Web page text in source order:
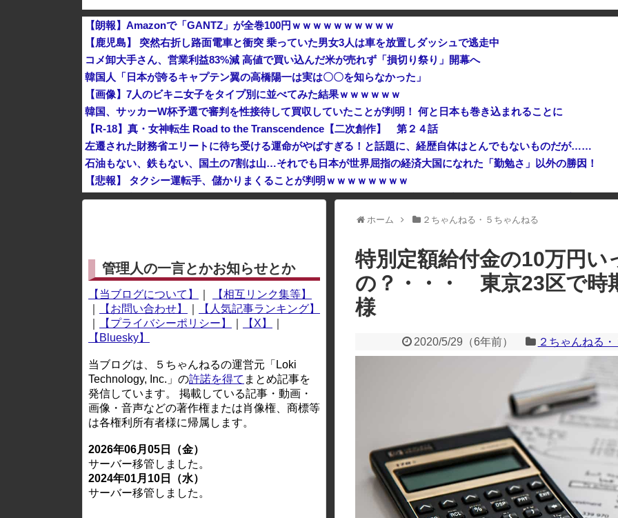
【朗報】Amazonで「GANTZ」が全巻100円ｗｗｗｗｗｗｗｗｗｗ
【鹿児島】 突然右折し路面電車と衝突 乗っていた男女3人は車を放置しダッシュで逃走中
コメ卸大手さん、営業利益83%減 高値で買い込んだ米が売れず「損切り祭り」開幕へ
韓国人「日本が誇るキャプテン翼の高橋陽一は実は〇〇を知らなかった」
【画像】7人のビキニ女子をタイプ別に並べてみた結果ｗｗｗｗｗｗ
韓国、サッカーW杯予選で審判を性接待して買収していたことが判明！ 何と日本も巻き込まれることに
【R-18】真・女神転生 Road to the Transcendence【二次創作】 第２４話
左遷された財務省エリートに待ち受ける運命がやばすぎる！と話題に、経歴自体はとんでもないものだが……
石油もない、鉄もない、国土の7割は山…それでも日本が世界屈指の経済大国になれた「勤勉さ」以外の勝因！
【悲報】 タクシー運転手、儲かりまくることが判明ｗｗｗｗｗｗｗｗ
※アドブロック等の広告非表示プラグインやアドオンを利用している場合、一部のコンテンツが表示されなくなったり、サイト全体
ホーム ２ちゃんねる・５ちゃんねる
特別定額給付金の10万円い
の？・・・ 東京23区で時
様
2020/5/29 （6年前） ２ちゃんねる
管理人の一言とかお知らせとか
【当ブログについて】
【相互リンク集等】
【お問い合わせ】
【人気記事ランキング】
【プライバシーポリシー】 【X】
【Bluesky】
当ブログは、５ちゃんねるの運営元「Loki
Technology, Inc.」の許諾を得て まとめ記事を
発信しています。 掲載している記事・動画・
画像・音声などの著作権または肖像権、商標等
は各権利所有者様に帰属します。
2026年06月05日（金）
サーバー移管しました。
2024年01月10日（水）
サーバー移管しました。